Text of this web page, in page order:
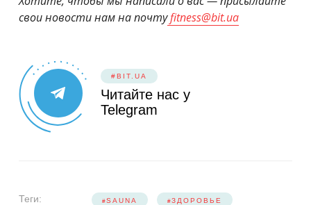
свои новости нам на почтуfitness@bit.ua
#BIT.UA
Читайте нас у
Telegram
Теги: SAUNA ЗДОРОВЬЕ